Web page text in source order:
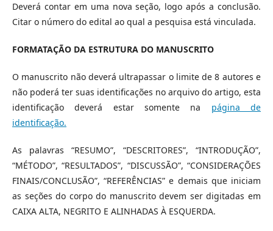
Deverá contar em uma nova seção, logo após a conclusão.
Citar o número do edital ao qual a pesquisa está vinculada.
FORMATAÇÃO DA ESTRUTURA DO MANUSCRITO
O manuscrito não deverá ultrapassar o limite de 8 autores e
não poderá ter suas identificações no arquivo do artigo, esta
identificação deverá estar somente na página de
identificação.
As palavras “RESUMO”, “DESCRITORES”, “INTRODUÇÃO”,
“MÉTODO”, “RESULTADOS”, “DISCUSSÃO”, “CONSIDERAÇÕES
FINAIS/CONCLUSÃO”, “REFERÊNCIAS” e demais que iniciam
as seções do corpo do manuscrito devem ser digitadas em
CAIXA ALTA, NEGRITO E ALINHADAS À ESQUERDA.